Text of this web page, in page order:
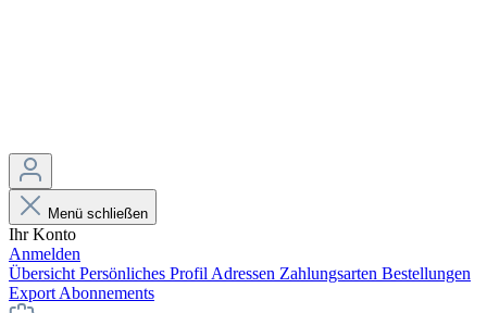
Menü schließen
Ihr Konto
Anmelden
Übersicht Persönliches Profil Adressen Zahlungsarten Bestellungen
Export Abonnements